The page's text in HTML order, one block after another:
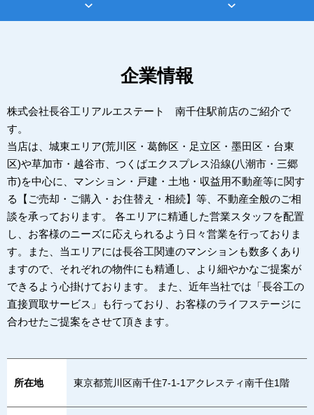
企業情報
株式会社長谷工リアルエステート 南千住駅前店のご紹介で
す。
当店は、城東エリア(荒川区・葛飾区・足立区・墨田区・台東
区)や草加市・越谷市、つくばエクスプレス沿線(八潮市・三郷
市)を中心に、マンション・戸建・土地・収益用不動産等に関す
る【ご売却・ご購入・お住替え・相続】等、不動産全般のご相
談を承っております。 各エリアに精通した営業スタッフを配置
し、お客様のニーズに応えられるよう日々営業を行っておりま
す。また、当エリアには長谷工関連のマンションも数多くあり
ますので、それぞれの物件にも精通し、より細やかなご提案が
できるよう心掛けております。 また、近年当社では「長谷工の
直接買取サービス」も行っており、お客様のライフステージに
合わせたご提案をさせて頂きます。
所在地 東京都荒川区南千住7-1-1アクレスティ南千住1階